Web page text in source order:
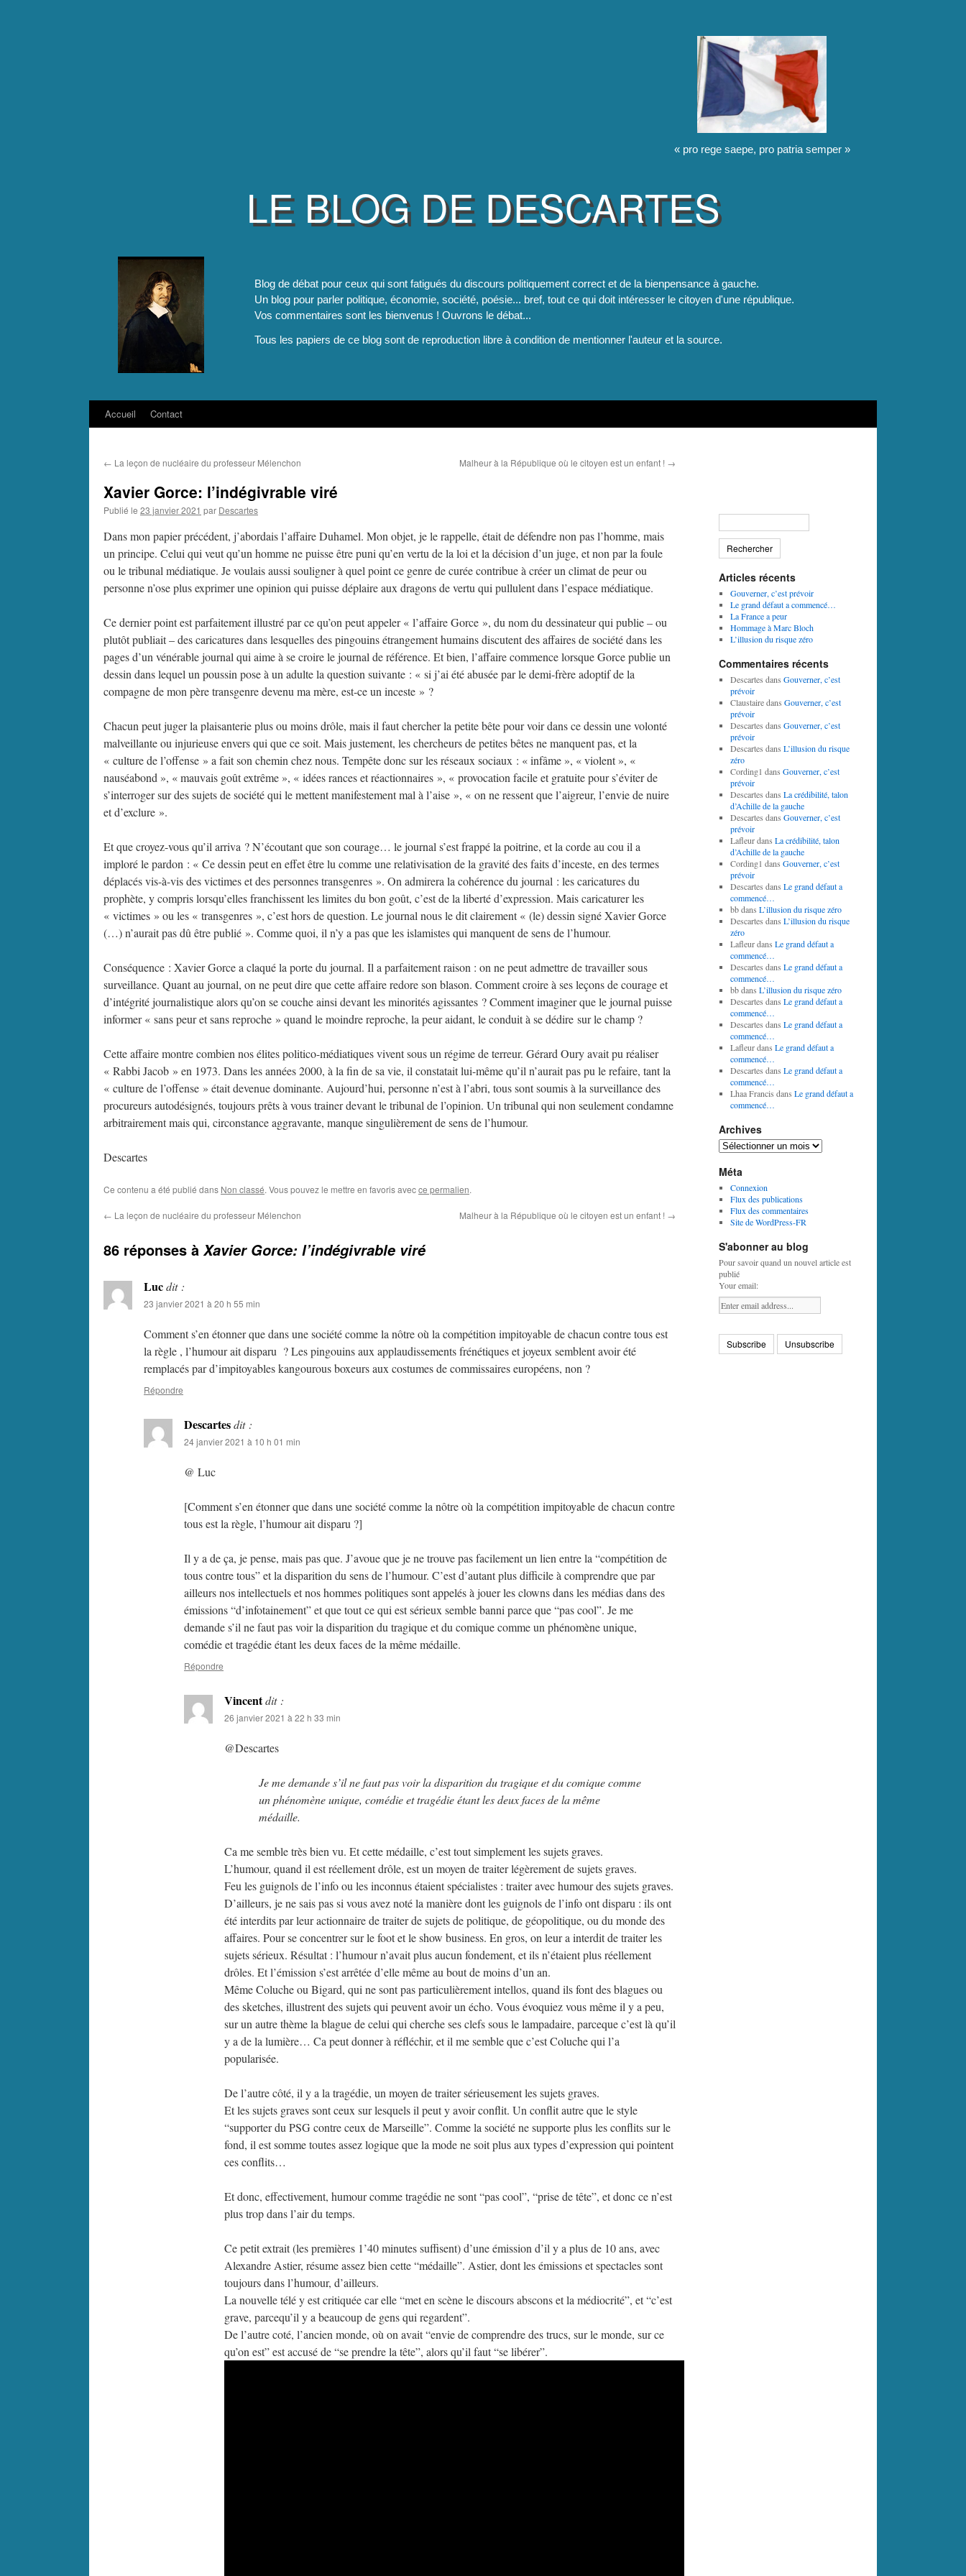
« pro rege saepe, pro patria semper »
LE BLOG DE DESCARTES
Blog de débat pour ceux qui sont fatigués du discours politiquement correct et de la bienpensance à gauche.
Un blog pour parler politique, économie, société, poésie... bref, tout ce qui doit intéresser le citoyen d'une république.
Vos commentaires sont les bienvenus ! Ouvrons le débat...
Tous les papiers de ce blog sont de reproduction libre à condition de mentionner l'auteur et la source.
Aller
contenu
Accueil Contact
← La leçon de nucléaire du professeur Mélenchon Malheur à la République où le citoyen est un enfant ! →
Xavier Gorce: l’indégivrable viré
Publié le 23 janvier 2021 par Descartes
Dans mon papier précédent, j’abordais l’affaire Duhamel. Mon objet, je le rappelle, était de défendre non pas l’homme, mais
un principe. Celui qui veut qu’un homme ne puisse être puni qu’en vertu de la loi et la décision d’un juge, et non par la foule
ou le tribunal médiatique. Je voulais aussi souligner à quel point ce genre de curée contribue à créer un climat de peur ou
personne n’ose plus exprimer une opinion qui puisse déplaire aux dragons de vertu qui pullulent dans l’espace médiatique.
Ce dernier point est parfaitement illustré par ce qu’on peut appeler « l’affaire Gorce », du nom du dessinateur qui publie – ou
plutôt publiait – des caricatures dans lesquelles des pingouins étrangement humains discutent des affaires de société dans les
pages d’un vénérable journal qui aime à se croire le journal de référence. Et bien, l’affaire commence lorsque Gorce publie un
dessin dans lequel un poussin pose à un adulte la question suivante : « si j’ai été abusée par le demi-frère adoptif de la
compagne de mon père transgenre devenu ma mère, est-ce un inceste » ?
Chacun peut juger la plaisanterie plus ou moins drôle, mais il faut chercher la petite bête pour voir dans ce dessin une volonté
malveillante ou injurieuse envers qui que ce soit. Mais justement, les chercheurs de petites bêtes ne manquent pas, et la
« culture de l’offense » a fait son chemin chez nous. Tempête donc sur les réseaux sociaux : « infâme », « violent », «
nauséabond », « mauvais goût extrême », « idées rances et réactionnaires », « provocation facile et gratuite pour s’éviter de
s’interroger sur des sujets de société qui le mettent manifestement mal à l’aise », « on ne ressent que l’aigreur, l’envie de nuire
et d’exclure ».
Et que croyez-vous qu’il arriva ? N’écoutant que son courage… le journal s’est frappé la poitrine, et la corde au cou il a
imploré le pardon : « Ce dessin peut en effet être lu comme une relativisation de la gravité des faits d’inceste, en des termes
déplacés vis-à-vis des victimes et des personnes transgenres ». On admirera la cohérence du journal : les caricatures du
prophète, y compris lorsqu’elles franchissent les limites du bon goût, c’est de la liberté d’expression. Mais caricaturer les
« victimes » ou les « transgenres », c’est hors de question. Le journal nous le dit clairement « (le) dessin signé Xavier Gorce
(…) n’aurait pas dû être publié ». Comme quoi, il n’y a pas que les islamistes qui manquent de sens de l’humour.
Conséquence : Xavier Gorce a claqué la porte du journal. Il a parfaitement raison : on ne peut admettre de travailler sous
surveillance. Quant au journal, on ne peut dire que cette affaire redore son blason. Comment croire à ses leçons de courage et
d’intégrité journalistique alors qu’on se couche ainsi devant les minorités agissantes ? Comment imaginer que le journal puisse
informer « sans peur et sans reproche » quand le moindre reproche, la peur aidant, le conduit à se dédire sur le champ ?
Cette affaire montre combien nos élites politico-médiatiques vivent sous un régime de terreur. Gérard Oury avait pu réaliser
« Rabbi Jacob » en 1973. Dans les années 2000, à la fin de sa vie, il constatait lui-même qu’il n’aurait pas pu le refaire, tant la
« culture de l’offense » était devenue dominante. Aujourd’hui, personne n’est à l’abri, tous sont soumis à la surveillance des
procureurs autodésignés, toujours prêts à vous trainer devant le tribunal de l’opinion. Un tribunal qui non seulement condamne
arbitrairement mais qui, circonstance aggravante, manque singulièrement de sens de l’humour.
Descartes
Ce contenu a été publié dans Non classé. Vous pouvez le mettre en favoris avecce permalien.
← La leçon de nucléaire du professeur Mélenchon Malheur à la République où le citoyen est un enfant ! →
86 réponses à Xavier Gorce: l’indégivrable viré
Lucdit :
23 janvier 2021 à 20 h 55 min
Comment s’en étonner que dans une société comme la nôtre où la compétition impitoyable de chacun contre tous est
la règle , l’humour ait disparu ? Les pingouins aux applaudissements frénétiques et joyeux semblent avoir été
remplacés par d’impitoyables kangourous boxeurs aux costumes de commissaires européens, non ?
Répondre
Descartesdit :
24 janvier 2021 à 10 h 01 min
@ Luc
[Comment s’en étonner que dans une société comme la nôtre où la compétition impitoyable de chacun contre
tous est la règle, l’humour ait disparu ?]
Il y a de ça, je pense, mais pas que. J’avoue que je ne trouve pas facilement un lien entre la “compétition de
tous contre tous” et la disparition du sens de l’humour. C’est d’autant plus difficile à comprendre que par
ailleurs nos intellectuels et nos hommes politiques sont appelés à jouer les clowns dans les médias dans des
émissions “d’infotainement” et que tout ce qui est sérieux semble banni parce que “pas cool”. Je me
demande s’il ne faut pas voir la disparition du tragique et du comique comme un phénomène unique,
comédie et tragédie étant les deux faces de la même médaille.
Répondre
Vincentdit :
26 janvier 2021 à 22 h 33 min
@Descartes
Je me demande s’il ne faut pas voir la disparition du tragique et du comique comme
un phénomène unique, comédie et tragédie étant les deux faces de la même
médaille.
Ca me semble très bien vu. Et cette médaille, c’est tout simplement les sujets graves.
L’humour, quand il est réellement drôle, est un moyen de traiter légèrement de sujets graves.
Feu les guignols de l’info ou les inconnus étaient spécialistes : traiter avec humour des sujets graves.
D’ailleurs, je ne sais pas si vous avez noté la manière dont les guignols de l’info ont disparu : ils ont
été interdits par leur actionnaire de traiter de sujets de politique, de géopolitique, ou du monde des
affaires. Pour se concentrer sur le foot et le show business. En gros, on leur a interdit de traiter les
sujets sérieux. Résultat : l’humour n’avait plus aucun fondement, et ils n’étaient plus réellement
drôles. Et l’émission s’est arrêtée d’elle même au bout de moins d’un an.
Même Coluche ou Bigard, qui ne sont pas particulièrement intellos, quand ils font des blagues ou
des sketches, illustrent des sujets qui peuvent avoir un écho. Vous évoquiez vous même il y a peu,
sur un autre thème la blague de celui qui cherche ses clefs sous le lampadaire, parceque c’est là qu’il
y a de la lumière… Ca peut donner à réfléchir, et il me semble que c’est Coluche qui l’a
popularisée.
De l’autre côté, il y a la tragédie, un moyen de traiter sérieusement les sujets graves.
Et les sujets graves sont ceux sur lesquels il peut y avoir conflit. Un conflit autre que le style
“supporter du PSG contre ceux de Marseille”. Comme la société ne supporte plus les conflits sur le
fond, il est somme toutes assez logique que la mode ne soit plus aux types d’expression qui pointent
ces conflits…
Et donc, effectivement, humour comme tragédie ne sont “pas cool”, “prise de tête”, et donc ce n’est
plus trop dans l’air du temps.
Ce petit extrait (les premières 1’40 minutes suffisent) d’une émission d’il y a plus de 10 ans, avec
Alexandre Astier, résume assez bien cette “médaille”. Astier, dont les émissions et spectacles sont
toujours dans l’humour, d’ailleurs.
La nouvelle télé y est critiquée car elle “met en scène le discours abscons et la médiocrité”, et “c’est
grave, parcequ’il y a beaucoup de gens qui regardent”.
De l’autre coté, l’ancien monde, où on avait “envie de comprendre des trucs, sur le monde, sur ce
qu’on est” est accusé de “se prendre la tête”, alors qu’il faut “se libérer”.
Articles récents
Gouverner, c’est prévoir
Le grand défaut a commencé…
La France a peur
Hommage à Marc Bloch
L’illusion du risque zéro
Commentaires récents
Descartes dans Gouverner, c’est
prévoir
Claustairedans Gouverner, c’est
prévoir
Descartes dans Gouverner, c’est
prévoir
Descartes dans L’illusion du risque
zéro
Cording1 dans Gouverner, c’est
prévoir
Descartes dans La crédibilité, talon
d’Achille de la gauche
Descartes dans Gouverner, c’est
prévoir
Lafleurdans La crédibilité, talon
d’Achille de la gauche
Cording1 dans Gouverner, c’est
prévoir
Descartes dans Le grand défaut a
commencé…
bbdans L’illusion du risque zéro
Descartes dans L’illusion du risque
zéro
Lafleurdans Le grand défaut a
commencé…
Descartes dans Le grand défaut a
commencé…
bbdans L’illusion du risque zéro
Descartes dans Le grand défaut a
commencé…
Descartes dans Le grand défaut a
commencé…
Lafleurdans Le grand défaut a
commencé…
Descartes dans Le grand défaut a
commencé…
Lhaa Francis dans Le grand défaut a
commencé…
Archives
Archives
Méta
Connexion
Flux des publications
Flux des commentaires
Site de WordPress-FR
S'abonner au blog
Pour savoir quand un nouvel article est
publié
Your email: